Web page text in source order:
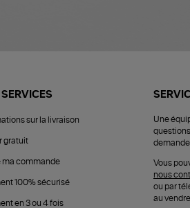
SERVICES
sur la livraison
gratuit
ma commande
100% sécurisé
en 3 ou 4 fois
Une
Vous
nous
ou par
au